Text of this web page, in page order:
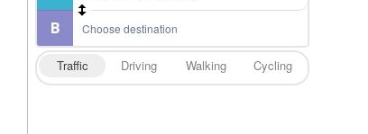
Traffic Driving Walking Cycling